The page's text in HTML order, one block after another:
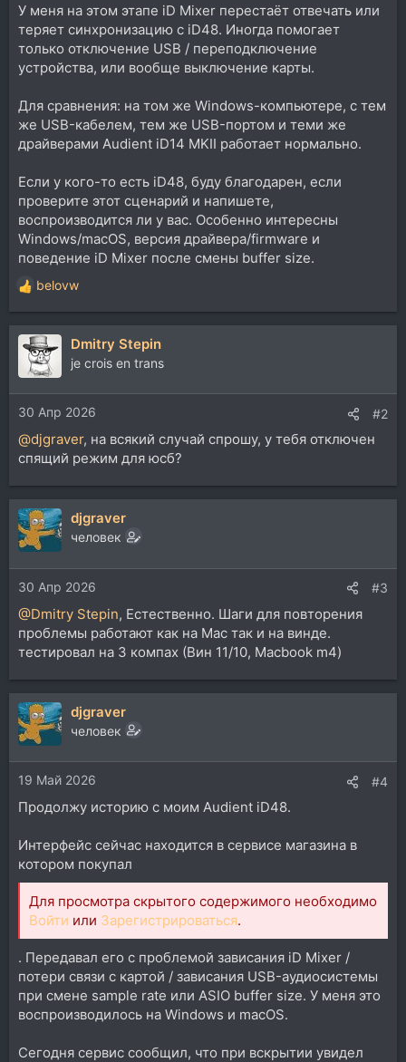
У меня на этом этапе iD Mixer перестаёт отвечать или
теряет синхронизацию с iD48. Иногда помогает
только отключение USB / переподключение
устройства, или вообще выключение карты.
Для сравнения: на том же Windows-компьютере, с тем
же USB-кабелем, тем же USB-портом и теми же
драйверами Audient iD14 MKII работает нормально.
Если у кого-то есть iD48, буду благодарен, если
проверите этот сценарий и напишете,
воспроизводится ли у вас. Особенно интересны
Windows/macOS, версия драйвера/firmware и
поведение iD Mixer после смены buffer size.
Р
е
а
к
и
и
:
belovw
Dmitry Stepin
je crois en trans
30 Апр 2026 #2
@djgraver, на всякий случай спрошу, у тебя отключен
спящий режим для юсб?
djgraver
человек
30 Апр 2026 #3
@Dmitry Stepin, Естественно. Шаги для повторения
проблемы работают как на Mac так и на винде.
тестировал на 3 компах (Вин 11/10, Macbook m4)
djgraver
человек
19 Май 2026 #4
Продолжу историю с моим Audient iD48.
Интерфейс сейчас находится в сервисе магазина в
котором покупал
Для просмотра скрытого содержимого необходимо
Войти или Зарегистрироваться.
. Передавал его с проблемой зависания iD Mixer /
потери связи с картой / зависания USB-аудиосистемы
при смене sample rate или ASIO buffer size. У меня это
воспроизводилось на Windows и macOS.
Сегодня сервис сообщил, что при вскрытии увидел